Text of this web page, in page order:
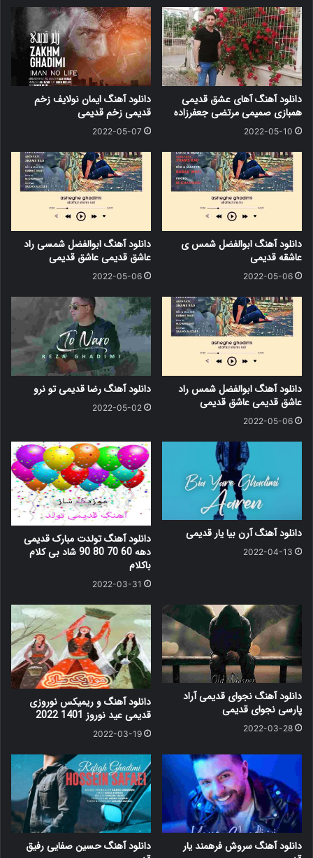
دانلود آهنگ آهای عشق قدیمی
همبازی صمیمی مرتضی جعفرزاده
2022-05-10
دانلود آهنگ ایمان نولایف زخم
قدیمی زخم قدیمی
2022-05-07
دانلود آهنگ ابوالفضل شمس ی
عاشقه قدیمی
2022-05-06
دانلود آهنگ ابوالفضل شمسی راد
عاشق قدیمی عاشق قدیمی
2022-05-06
دانلود آهنگ ابوالفضل شمس راد
عاشق قدیمی عاشق قدیمی
2022-05-06
دانلود آهنگ رضا قدیمی تو نرو
2022-05-02
دانلود آهنگ آرن بیا یار قدیمی
2022-04-13
دانلود آهنگ تولدت مبارک قدیمی
دهه 60 70 80 90 شاد بی کلام
باکلام
2022-03-31
دانلود آهنگ نجوای قدیمی آراد
پارسی نجوای قدیمی
2022-03-28
دانلود آهنگ و ریمیکس نوروزی
قدیمی عید نوروز 1401 2022
2022-03-19
دانلود آهنگ سروش فرهمند یار
دانلود آهنگ حسین صفایی رفیق